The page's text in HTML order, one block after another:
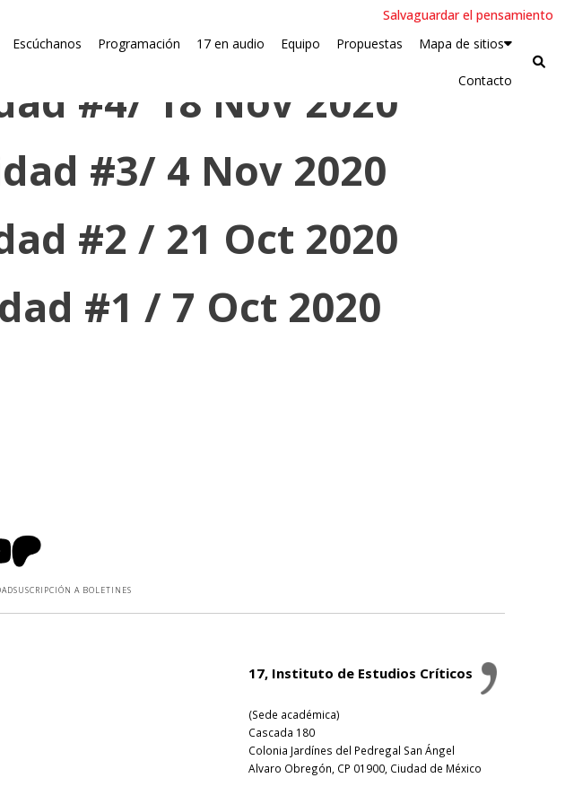
Salvaguardar el pensamiento
Escúchanos Programación 17 en audio Equipo Propuestas Mapa de sitios
Contacto
#5 /2 Dic 2020
#4/ 18 Nov 2020
#3/ 4 Nov 2020
#2 / 21 Oct 2020
#1 / 7 Oct 2020
SUSCRIPCIÓN A BOLETINES
17, Instituto de Estudios Críticos
(Sede académica)
Cascada 180
Colonia Jardínes del Pedregal San Ángel
Alvaro Obregón, CP 01900, Ciudad de México